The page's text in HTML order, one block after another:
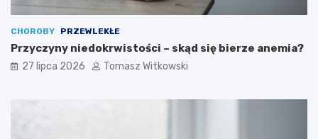
CHOROBY PRZEWLEKŁE
Przyczyny niedokrwistości – skąd się bierze anemia?
27 lipca 2026 Tomasz Witkowski